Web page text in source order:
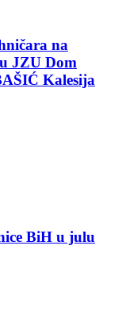
na
JZU Dom
Kalesija
BiH u julu